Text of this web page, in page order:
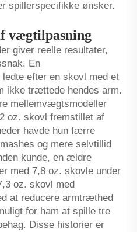
spillerspecifikke ønsker.
vægtilpasning
giver reelle resultater,
En
efter en skovl med et
ikke trættede hendes arm.
mellemvægtsmodeller
oz. skovl fremstillet af
havde hun færre
og mere selvtillid
kunde, en ældre
med 7,8 oz. skovle under
oz. skovl med
at reducere armtræthed
for ham at spille tre
Disse historier er